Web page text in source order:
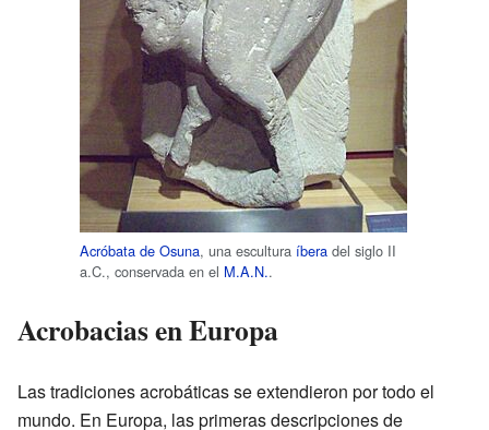
Acróbata de Osuna, una escultura íbera del siglo II
a.C., conservada en el M.A.N..
Acrobacias en Europa
Las tradiciones acrobáticas se extendieron por todo el
mundo. En Europa, las primeras descripciones de